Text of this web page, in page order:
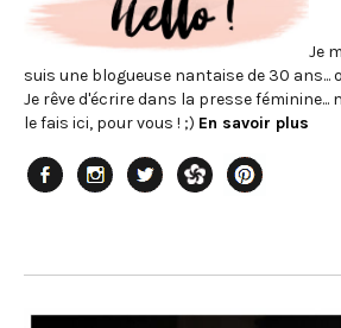
Je
suis une blogueuse nantaise de 30 ans...
Je rêve d'écrire dans la presse
le fais ici, pour vous ! ;) En savoir plus